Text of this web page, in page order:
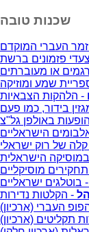
שכנות טובה
העברי המוקדם
פזמונים ברשת
או מעוברתים
שמע ומוזיקה
- הלהקות הצבאיות
בידור, כמו פעם
באולפן גל"צ
הישראליים
של רוק ישראלי
במוסיקה הישראלית
מוסיקליים
- בוטלגים ישראליים
- הקלטות נדירות
העברי (ארכיון)
תקליטים (ארכיון)